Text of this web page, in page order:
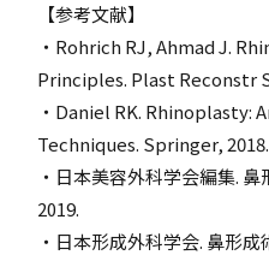
【参考文献】
・Rohrich RJ, Ahmad J.
Principles. Plast Reconstr
・Daniel RK. Rhinoplasty:
Techniques. Springer, 2018.
・日本美容外科学会編集.
2019.
・日本形成外科学会. 鼻形